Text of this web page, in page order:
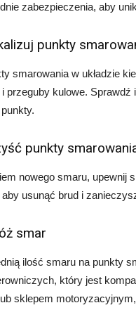
zabezpieczenia, aby
punkty
smarowania w układzie
przeguby kulowe. Sprawdź
punkty
nowego smaru,
usunąć brud i
smar
ilość smaru na punkty
który jest
sklepem